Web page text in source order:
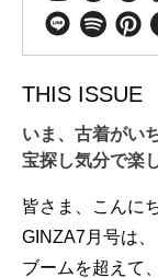
THIS ISSUE
いま、古着がい
宝探し気分で楽
皆さま、こんに
GINZA7月号は
ブームを超えて